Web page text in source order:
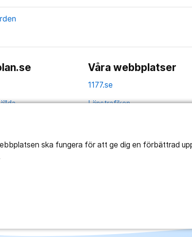
ska fungera för att ge dig en förbättrad
Våra webbplatser
1177.se
Länstrafiken
Utveckling